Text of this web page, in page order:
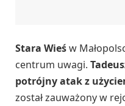
Stara Wieśw
centrum uwagi.
potrójny atak z
został zauważony w